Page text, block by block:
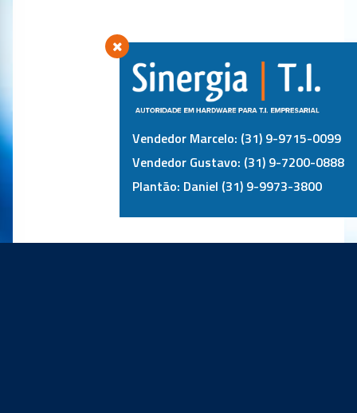
Vendedor Marcelo: (31) 9-9715-0099
Vendedor Gustavo: (31) 9-7200-0888
Plantão: Daniel (31) 9-9973-3800